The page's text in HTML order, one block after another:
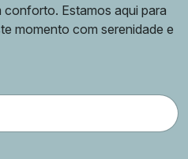
Estamos aqui para
momento com serenidade e